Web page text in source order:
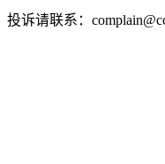
投诉请联系：